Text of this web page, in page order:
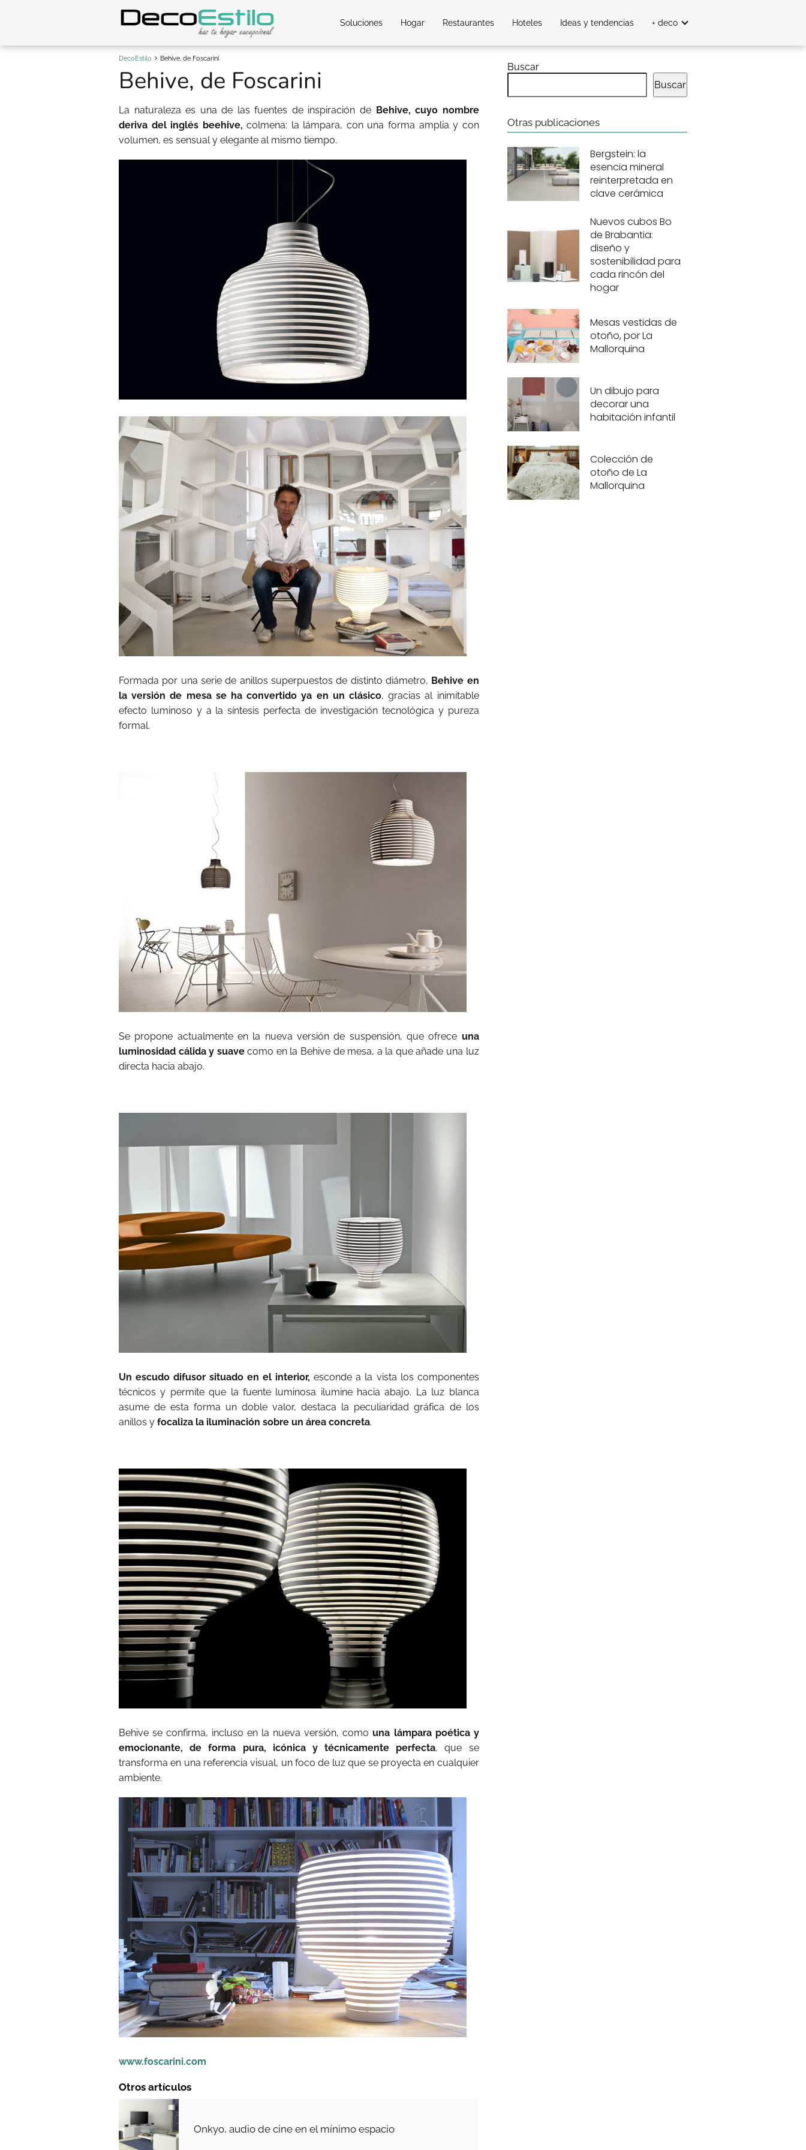
Soluciones Hogar Restaurantes Hoteles Ideas y tendencias + deco
DecoEstilo Behive, de Foscarini
Behive, de Foscarini
La naturaleza es una de las fuentes de inspiración de Behive, cuyo nombre
deriva del inglés beehive, colmena: la lámpara, con una forma amplia y con
volumen, es sensual y elegante al mismo tiempo.
Formada por una serie de anillos superpuestos de distinto diámetro, Behive en
la versión de mesa se ha convertido ya en un clásico, gracias al inimitable
efecto luminoso y a la síntesis perfecta de investigación tecnológica y pureza
formal.
Se propone actualmente en la nueva versión de suspensión, que ofrece una
luminosidad cálida y suavecomo en la Behive de mesa, a la que añade una luz
directa hacia abajo.
Un escudo difusor situado en el interior,esconde a la vista los componentes
técnicos y permite que la fuente luminosa ilumine hacia abajo. La luz blanca
asume de esta forma un doble valor, destaca la peculiaridad gráfica de los
anillos y focaliza la iluminación sobre un área concreta.
Behive se confirma, incluso en la nueva versión, comouna lámpara poética y
emocionante, de forma pura, icónica y técnicamente perfecta, que se
transforma en una referencia visual, un foco de luz que se proyecta en cualquier
ambiente.
www.foscarini.com
Otros artículos
Onkyo, audio de cine en el mínimo espacio
Buscar
Buscar
Otras publicaciones
Bergstein: la
esencia mineral
reinterpretada en
clave cerámica
Nuevos cubos Bo
de Brabantia:
diseño y
sostenibilidad para
cada rincón del
hogar
Mesas vestidas de
otoño, por La
Mallorquina
Un dibujo para
decorar una
habitación infantil
Colección de
otoño de La
Mallorquina